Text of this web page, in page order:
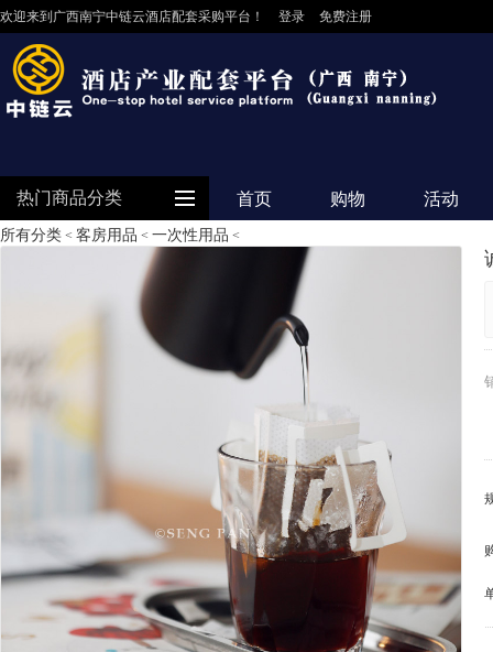
欢迎来到广西南宁中链云酒店配套采购平台！ 登录 免费注册
热门商品分类 首页 购物 活动
电器设备
家私家具
基础建材
装修设计
所有分类 < 客房用品 < 一次性用品 <